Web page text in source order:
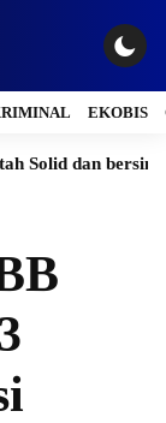
EKOBIS
dan bersinergi